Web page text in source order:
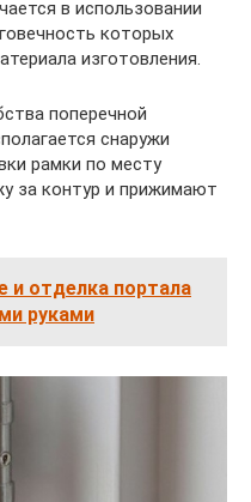
в использовании
которых
изготовления.
поперечной
снаружи
рамки по месту
за контур и прижимают
и отделка портала
руками